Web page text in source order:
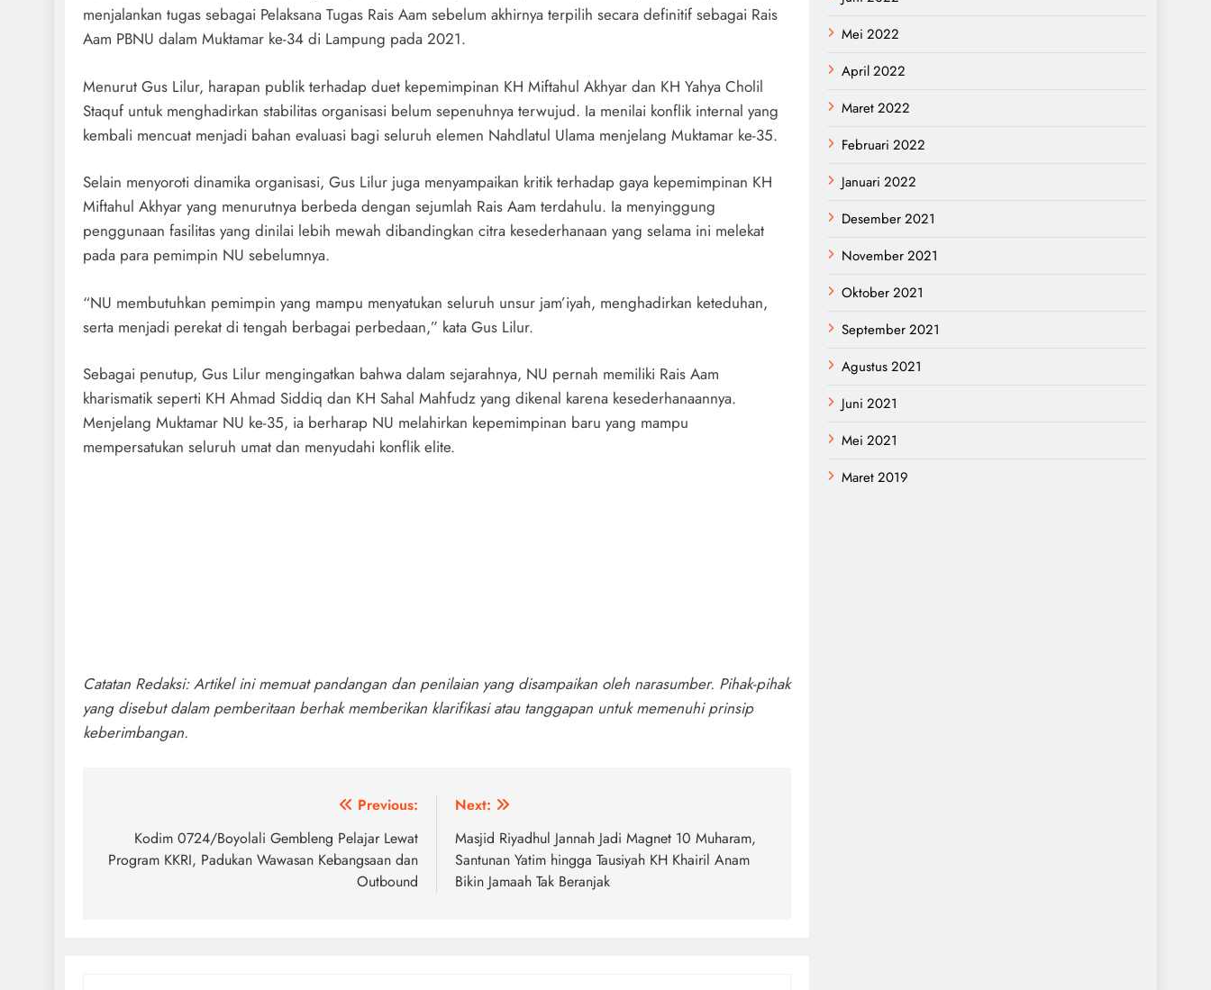
menjalankan tugas sebagai Pelaksana Tugas Rais Aam sebelum akhirnya terpilih secara definitif sebagai Rais
Aam PBNU dalam Muktamar ke-34 di Lampung pada 2021.
Menurut Gus Lilur, harapan publik terhadap duet kepemimpinan KH Miftahul Akhyar dan KH Yahya Cholil
Staquf untuk menghadirkan stabilitas organisasi belum sepenuhnya terwujud. Ia menilai konflik internal yang
kembali mencuat menjadi bahan evaluasi bagi seluruh elemen Nahdlatul Ulama menjelang Muktamar ke-35.
Selain menyoroti dinamika organisasi, Gus Lilur juga menyampaikan kritik terhadap gaya kepemimpinan KH
Miftahul Akhyar yang menurutnya berbeda dengan sejumlah Rais Aam terdahulu. Ia menyinggung
penggunaan fasilitas yang dinilai lebih mewah dibandingkan citra kesederhanaan yang selama ini melekat
pada para pemimpin NU sebelumnya.
“NU membutuhkan pemimpin yang mampu menyatukan seluruh unsur jam’iyah, menghadirkan keteduhan,
serta menjadi perekat di tengah berbagai perbedaan,” kata Gus Lilur.
Sebagai penutup, Gus Lilur mengingatkan bahwa dalam sejarahnya, NU pernah memiliki Rais Aam
kharismatik seperti KH Ahmad Siddiq dan KH Sahal Mahfudz yang dikenal karena kesederhanaannya.
Menjelang Muktamar NU ke-35, ia berharap NU melahirkan kepemimpinan baru yang mampu
mempersatukan seluruh umat dan menyudahi konflik elite.
Catatan Redaksi: Artikel ini memuat pandangan dan penilaian yang disampaikan oleh narasumber. Pihak-pihak
yang disebut dalam pemberitaan berhak memberikan klarifikasi atau tanggapan untuk memenuhi prinsip
keberimbangan.
pos
Previous:
Kodim 0724/Boyolali Gembleng Pelajar Lewat
Program KKRI, Padukan Wawasan Kebangsaan dan
Outbound
Next:
Masjid Riyadhul Jannah Jadi Magnet 10 Muharam,
Santunan Yatim hingga Tausiyah KH Khairil Anam
Bikin Jamaah Tak Beranjak
Mei 2022
April 2022
Maret 2022
Februari 2022
Januari 2022
Desember 2021
November 2021
Oktober 2021
September 2021
Agustus 2021
Juni 2021
Mei 2021
Maret 2019